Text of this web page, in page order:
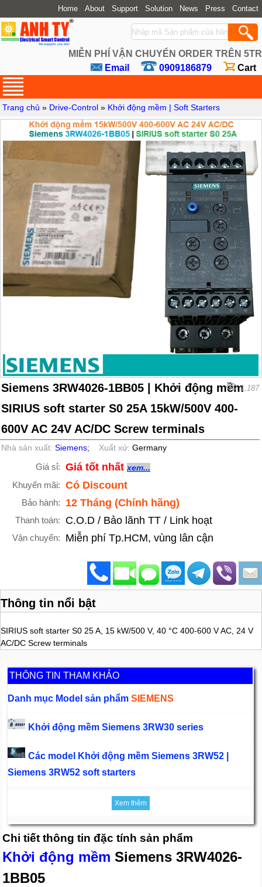
Home About Support Solution News Press Contact
MIỄN PHÍ VẬN CHUYỂN ORDER TRÊN 5TR
Email
0909186879 Cart
Trang chủ » Drive-Control » Khởi động mềm | Soft Starters
Siemens 3RW4026-1BB05 | Khởi động mềm
SIRIUS soft starter S0 25A 15kW/500V 400-
600V AC 24V AC/DC Screw terminals
1,187
Nhà sản xuất:Siemens; Xuất xứ:Germany
Giá sỉ: Giá tốt nhất xem...
Khuyến mãi: Có Discount
Bảo hành: 12 Tháng (Chính hãng)
Thanh toán: C.O.D / Bảo lãnh TT / Link hoạt
Vận chuyển: Miễn phí Tp.HCM, vùng lân cận
Thông tin nổi bật
SIRIUS soft starter S0 25 A, 15 kW/500 V, 40 °C 400-600 V AC, 24 V
AC/DC Screw terminals
THÔNG TIN THAM KHẢO
Danh mục Model sản phẩmSIEMENS
Khởi động mềm Siemens 3RW30 series
Các model Khởi động mềm Siemens 3RW52 |
Siemens 3RW52 soft starters
Xem thêm
Chi tiết thông tin đặc tính sản phẩm
Khởi động mềm Siemens 3RW4026-
1BB05